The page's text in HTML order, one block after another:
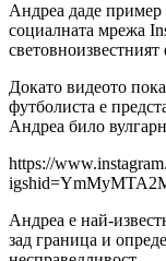
Андреа даде пример
социалната мрежа
Докато видеото
футболиста е
Андреа било
https://
Андреа е най-
зад граница и